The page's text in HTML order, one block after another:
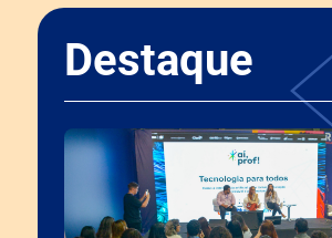
Destaque